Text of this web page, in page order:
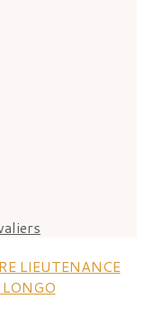
LIEUTENANCE